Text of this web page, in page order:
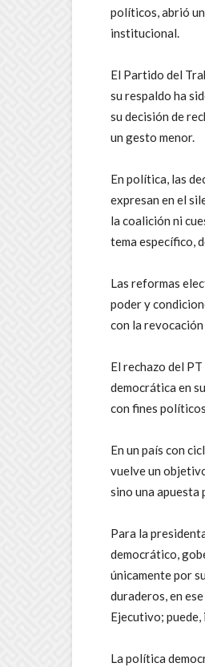
políticos, abrió
institucional.
El Partido del
su respaldo ha
su decisión de
un gesto menor.
En política, las
expresan en el
la coalición ni
tema específico,
Las reformas
poder y
con la
El rechazo del
democrática en
con fines
En un país con
vuelve un
sino una
Para la
democrático,
únicamente por
duraderos, en
Ejecutivo;
La política